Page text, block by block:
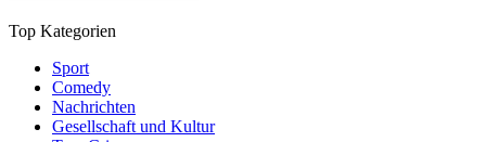
Top Kategorien
Sport
Comedy
Nachrichten
Gesellschaft und Kultur